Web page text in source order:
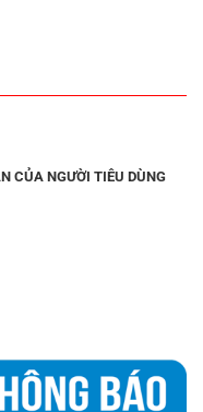
CỦA NGƯỜI TIÊU DÙNG